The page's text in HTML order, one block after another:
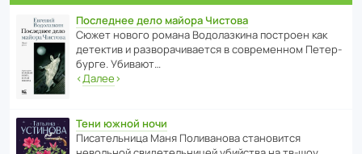
Последнее дело майора Чистова
Сюжет нового романа Водо­ла­з­кина пост­роен как
дете­ктив и разво­ра­чи­ва­ется в совре­менном Пете­р­
бурге. Убивают…
‹Далее›
Тени южной ночи
Писа­тель­ница Маня Поли­ва­нова стано­вится